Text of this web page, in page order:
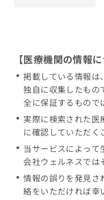
【医療機関の情報に
掲載している情報は
独自に収集したもの
全に保証するもので
実際に検索された医
に確認していただく
当サービスによって
会社ウェルネスでは
情報の誤りを発見さ
絡をいただければ幸